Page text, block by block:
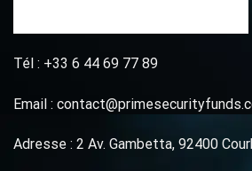
Tél : +33 6 44 69 77 89
Email :
Adresse : 2 Av. Gambetta, 92400